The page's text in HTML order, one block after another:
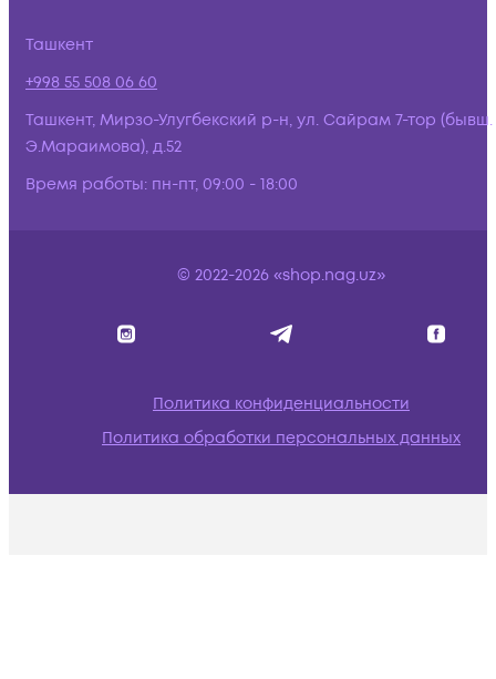
Ташкент
+998 55 508 06 60
Ташкент, Мирзо-Улугбекский р-н, ул. Сайрам 7-тор (бывш.
Э.Мараимова), д.52
Время работы: пн-пт, 09:00 - 18:00
© 2022-2026 «shop.nag.uz»
Политика конфиденциальности
Политика обработки персональных данных